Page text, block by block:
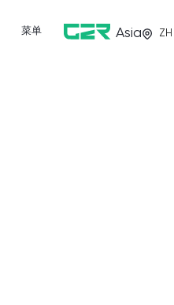
菜单 Asia ZH